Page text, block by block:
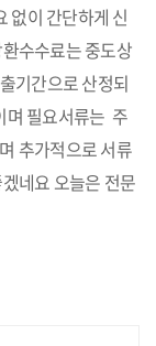
없이 간단하게 신
수수료는 중도상
기간으로 산정되
며 필요서류는 주
추가적으로 서류
네요 오늘은 전문